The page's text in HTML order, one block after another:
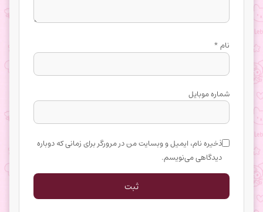
نام*
شماره موبایل
ذخیره نام، ایمیل و وبسایت من در مرورگر برای زمانی که دوباره
دیدگاهی می‌نویسم.